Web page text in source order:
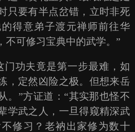
只要有半点岔错，立时非死
得意弟子渡元禅师前往华
不可修习宝典中的武学。”
功夫竟是第一步最难，如
，定然凶险之极。但想来岳
。”方证道：“其实那也怪不
学武之人，一旦得窥精深武
修习？老衲出家修为数十